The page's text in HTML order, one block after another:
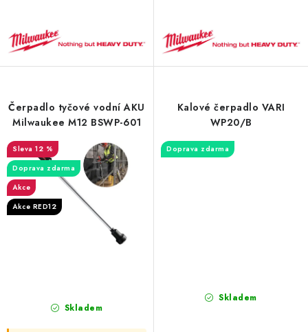
Čerpadlo tyčové vodní AKU
Milwaukee M12 BSWP-601
12 %
Doprava zdarma
Akce
Akce RED12
Skladem
Kalové čerpadlo VARI
WP20/B
Doprava zdarma
Skladem